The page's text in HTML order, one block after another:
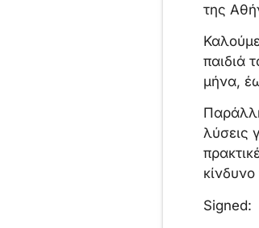
της
παιδιά
μήνα,
λύσεις
Signed: